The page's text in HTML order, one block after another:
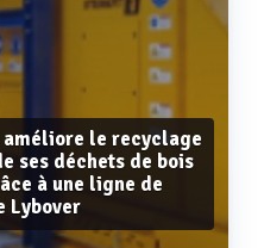
améliore le recyclage
ses déchets de bois
à une ligne de
Lybover